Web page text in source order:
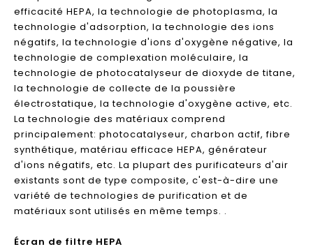
efficacité HEPA, la technologie de photoplasma, la
technologie d'adsorption, la technologie des ions
négatifs, la technologie d'ions d'oxygène négative, la
technologie de complexation moléculaire, la
technologie de photocatalyseur de dioxyde de titane,
la technologie de collecte de la poussière
électrostatique, la technologie d'oxygène active, etc.
La technologie des matériaux comprend
principalement: photocatalyseur, charbon actif, fibre
synthétique, matériau efficace HEPA, générateur
d'ions négatifs, etc. La plupart des purificateurs d'air
existants sont de type composite, c'est-à-dire une
variété de technologies de purification et de
matériaux sont utilisés en même temps. .
Écran de filtre HEPA